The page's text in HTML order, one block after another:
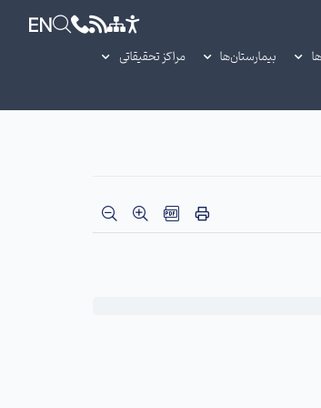
EN
بیمارستان‌ها مراکز تحقیقاتی